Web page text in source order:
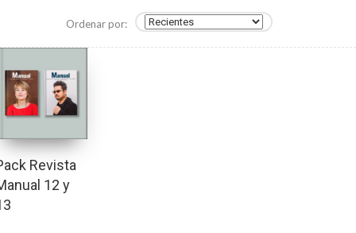
Ordenar por:
Revista
12 y